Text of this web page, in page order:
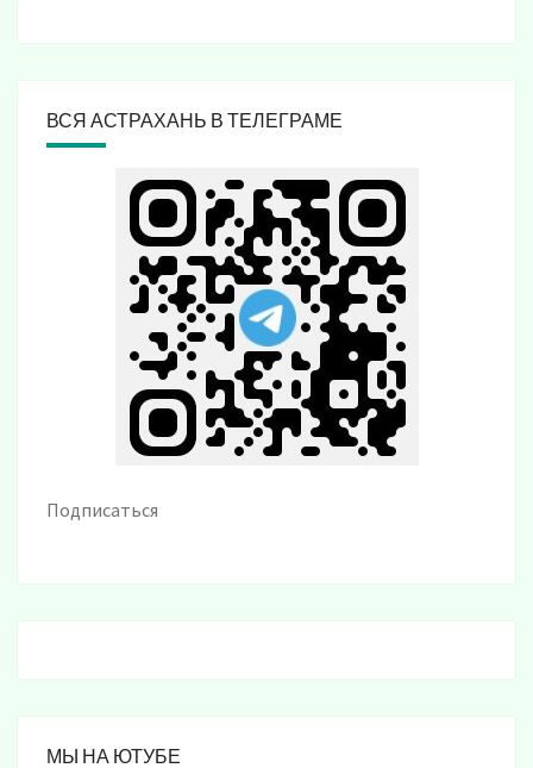
ВСЯ АСТРАХАНЬ В ТЕЛЕГРАМЕ
Подписаться
МЫ НА ЮТУБЕ